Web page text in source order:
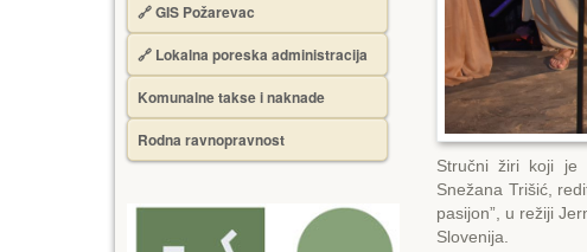
🔗 GIS Požarevac
🔗 Lokalna poreska administracija
Komunalne takse i naknade
Rodna ravnopravnost
Stručni žiri koji je
Snežana Trišić,
pasijon”, u režiji
Slovenija.